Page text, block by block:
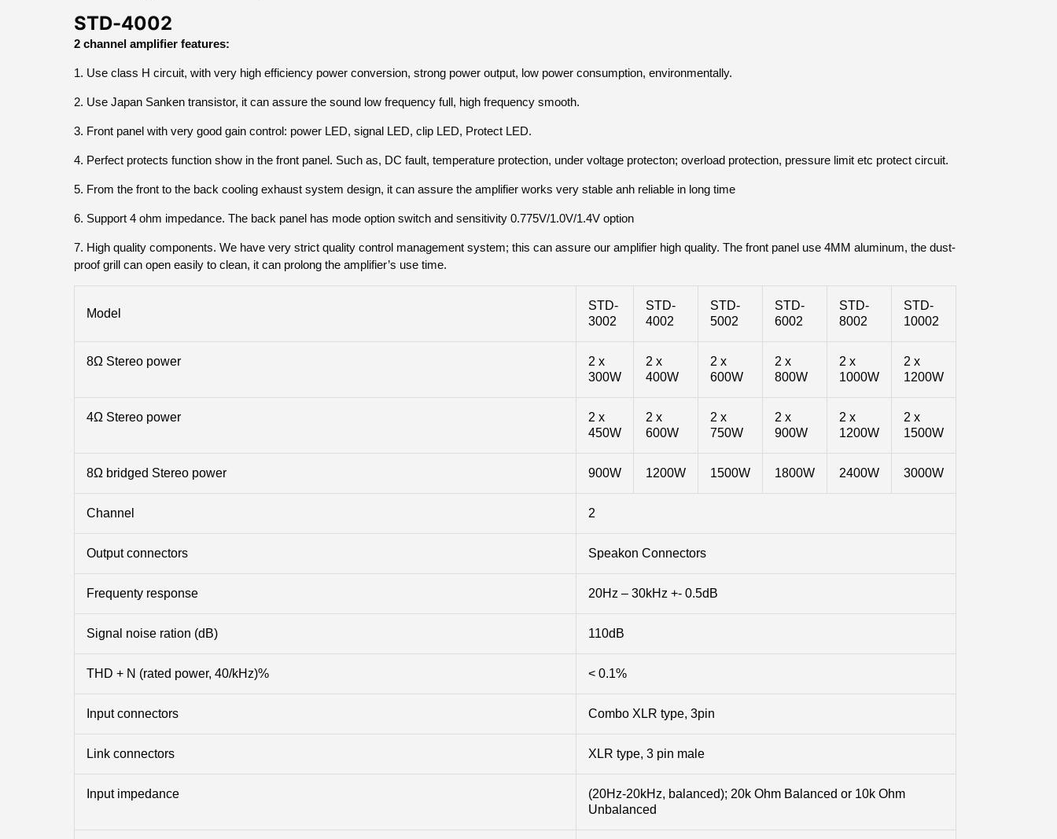
STD-4002
2 channel amplifier features:
1. Use class H circuit, with very high efficiency power conversion, strong power output, low power consumption, environmentally.
2. Use Japan Sanken transistor, it can assure the sound low frequency full, high frequency smooth.
3. Front panel with very good gain control: power LED, signal LED, clip LED, Protect LED.
4. Perfect protects function show in the front panel. Such as, DC fault, temperature protection, under voltage protecton; overload protection, pressure limit etc protect circuit.
5. From the front to the back cooling exhaust system design, it can assure the amplifier works very stable anh reliable in long time
6. Support 4 ohm impedance. The back panel has mode option switch and sensitivity 0.775V/1.0V/1.4V option
7. High quality components. We have very strict quality control management system; this can assure our amplifier high quality. The front panel use 4MM aluminum, the dust-
proof grill can open easily to clean, it can prolong the amplifier’s use time.
Model
STD-
3002
STD-
4002
STD-
5002
STD-
6002
STD-
8002
STD-
10002
8Ω Stereo power
2 x
300W
2 x
400W
2 x
600W
2 x
800W
2 x
1000W
2 x
1200W
4Ω Stereo power
2 x
450W
2 x
600W
2 x
750W
2 x
900W
2 x
1200W
2 x
1500W
8Ω bridged Stereo power 900W 1200W 1500W 1800W 2400W 3000W
Channel 2
Output connectors Speakon Connectors
Frequenty response 20Hz – 30kHz +- 0.5dB
Signal noise ration (dB) 110dB
THD + N (rated power, 40/kHz)% < 0.1%
Input connectors Combo XLR type, 3pin
Link connectors XLR type, 3 pin male
Input impedance
(20Hz-20kHz, balanced); 20k Ohm Balanced or 10k Ohm
Unbalanced